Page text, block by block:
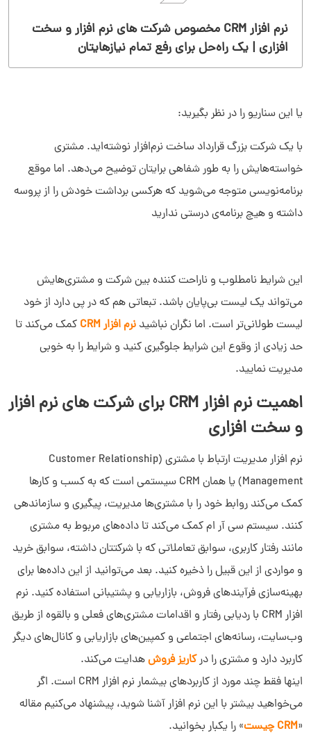
نرم افزار CRM‌ مخصوص شرکت های نرم افزار و سخت
افزاری | یک راه‌حل برای رفع تمام نیازهایتان
یا این سناریو را در نظر بگیرید:
با یک شرکت بزرگ قرارداد ساخت نرم‌افزار نوشته‌اید. مشتری
خواسته‌هایش را به طور شفاهی برایتان توضیح می‌دهد. اما موقع
برنامه‌نویسی متوجه می‌شوید که هرکسی برداشت خودش را از پروسه
داشته و هیچ برنامه‌ی درستی ندارید
این شرایط نامطلوب و ناراحت کننده بین شرکت و مشتری‌هایش
می‌تواند یک لیست بی‌پایان باشد. تبعاتی هم که در پی دارد از خود
لیست طولانی‌تر است. اما نگران نباشید نرم افزار CRM
کمک می‌کند تا
حد زیادی از وقوع این شرایط جلوگیری کنید و شرایط را به خوبی
مدیریت نمایید.
اهمیت نرم افزار CRM برای شرکت‌ های نرم افزار
و سخت افزاری
نرم افزار مدیریت ارتباط با مشتری (Customer Relationship
Management) یا همان CRM سیستمی است که به کسب و کارها
کمک می‌کند روابط خود را با مشتری‌ها مدیریت، پیگیری و سازماندهی
کنند. سیستم سی آر ام کمک می‌کند تا داده‌های مربوط به مشتری
مانند رفتار کاربری، سوابق تعاملاتی که با شرکتتان داشته، سوابق خرید
و مواردی از این قبیل را ذخیره کنید. بعد می‌توانید از این داده‌ها برای
بهینه‌سازی فرآیندهای فروش، بازاریابی و پشتیبانی استفاده کنید. نرم
افزار CRM با ردیابی رفتار و اقدامات مشتری‌های فعلی و بالقوه از طریق
وب‌سایت، رسانه‌های اجتماعی و کمپین‌های بازاریابی و کانال‌های دیگر
کاربرد دارد و مشتری را درکاریز فروشهدایت می‌کند.
اینها فقط چند مورد از کاربردهای بیشمار نرم افزار CRM است. اگر
می‌خواهید بیشتر با این نرم افزار آشنا شوید، پیشنهاد می‌کنیم مقاله
«CRM چیست
» را یکبار بخوانید.